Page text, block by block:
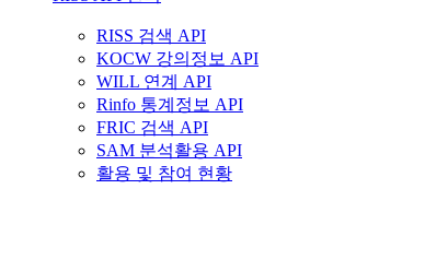
RISS 검색 API
KOCW 강의정보 API
WILL 연계 API
Rinfo 통계정보 API
FRIC 검색 API
SAM 분석활용 API
활용 및 참여 현황